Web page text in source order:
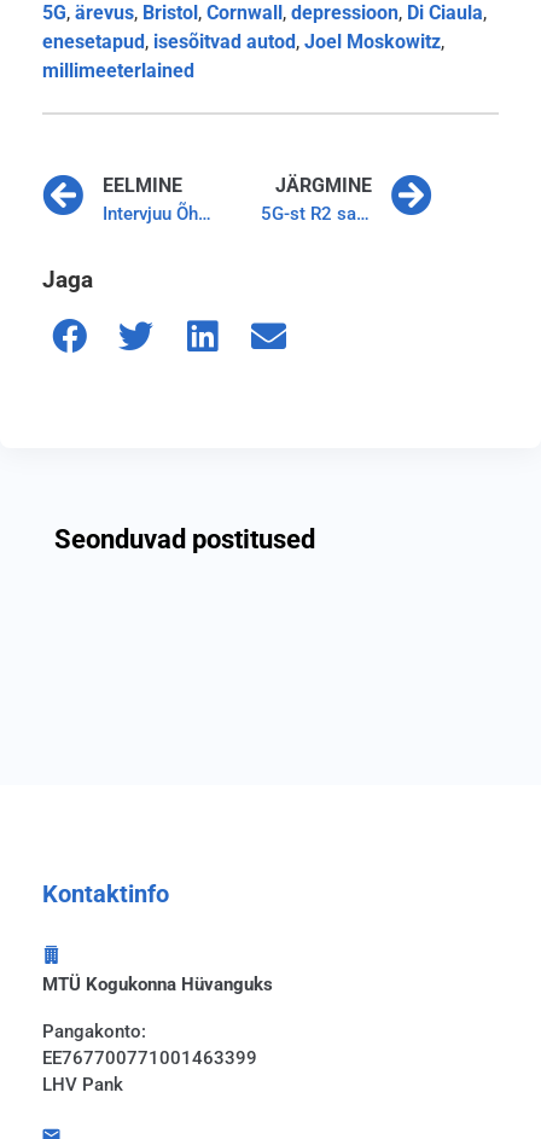
5G, ärevus, Bristol, Cornwall, depressioon, Di Ciaula,
enesetapud, isesõitvad autod, Joel Moskowitz,
millimeeterlained
EELMINE
Intervjuu Õhtulehele 5G algatuse teemal
JÄRGMINE
5G-st R2 saates Tehnikakodanikud: „5G on teema, mida Eestis ei torgita!“
Jaga
Seonduvad postitused
Kontaktinfo
MTÜ Kogukonna Hüvanguks
Pangakonto:
EE767700771001463399
LHV Pank